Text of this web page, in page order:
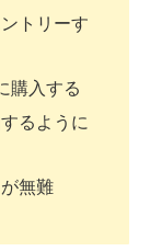
トリーす
購入する
るように
無難